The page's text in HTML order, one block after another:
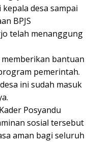
desa sampai
BPJS
telah menanggung
bantuan
pemerintah.
ini sudah masuk
Posyandu
sosial tersebut
aman bagi seluruh